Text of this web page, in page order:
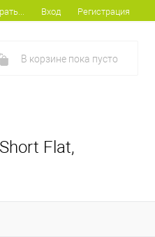
Вход Регистрация
В корзине пока пусто
Flat,